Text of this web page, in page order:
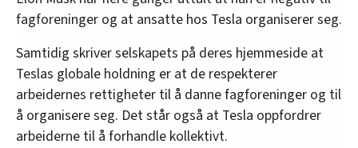
fagforeninger og at ansatte hos Tesla organiserer seg.
Samtidig skriver selskapets på deres hjemmeside at
Teslas globale holdning er at de respekterer
arbeidernes rettigheter til å danne fagforeninger og til
å organisere seg. Det står også at Tesla oppfordrer
arbeiderne til å forhandle kollektivt.